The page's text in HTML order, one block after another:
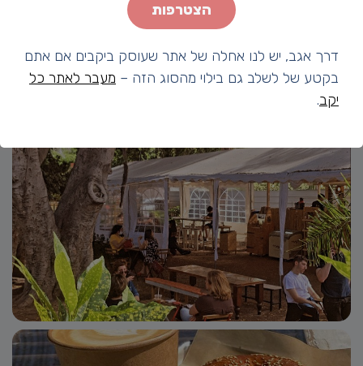
הצטרפות
דרך אגב, יש לנו אחלה של אתר שעוסק ביקבים אם אתם
בקטע של לשלב גם בילוי מהסוג הזה – מעבר לאתר כל
יקב.